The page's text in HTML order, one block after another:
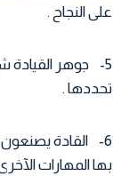
على النجاح .
5- جوهر القيادة
تحددها .
6- القادة
بها المهارات